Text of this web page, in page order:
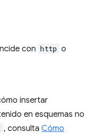
con http o
insertar
en esquemas no
, consulta Cómo